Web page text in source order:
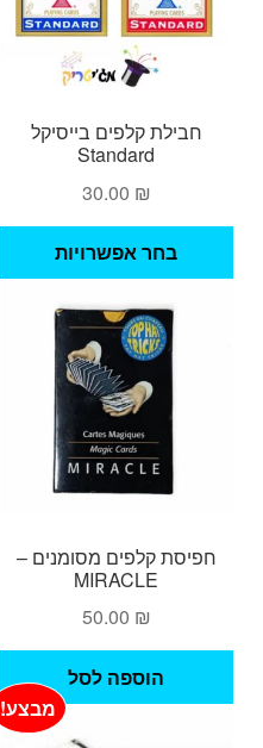
חבילת קלפים בייסיקל
Standard
30.00 ₪
בחר אפשרויות
חפיסת קלפים מסומנים –
MIRACLE
50.00 ₪
הוספה לסל
מבצע!